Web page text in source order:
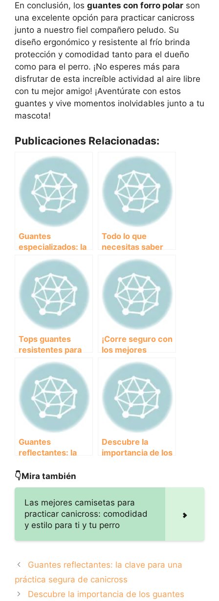
En conclusión, los guantes con forro polar son
una excelente opción para practicar canicross
junto a nuestro fiel compañero peludo. Su
diseño ergonómico y resistente al frío brinda
protección y comodidad tanto para el dueño
como para el perro. ¡No esperes más para
disfrutar de esta increíble actividad al aire libre
con tu mejor amigo! ¡Aventúrate con estos
guantes y vive momentos inolvidables junto a tu
mascota!
Publicaciones Relacionadas:
Guantes
especializados: la
mejor protección
para disfrutar del
canicross
Todo lo que
necesitas saber
sobre los guantes
de seguridad para
practicar
canicross
Tops guantes
resistentes para
disfrutar del
canicross al
máximo
¡Corre seguro con
los mejores
guantes
antideslizantes
para canicross!
Guantes
reflectantes: la
práctica segura de
Descubre la
importancia de los
experiencia
deportiva
👇Mira también
Las mejores camisetas para
practicar canicross: comodidad
y estilo para ti y tu perro
Guantes reflectantes: la clave para una
práctica segura de canicross
Descubre la importancia de los guantes